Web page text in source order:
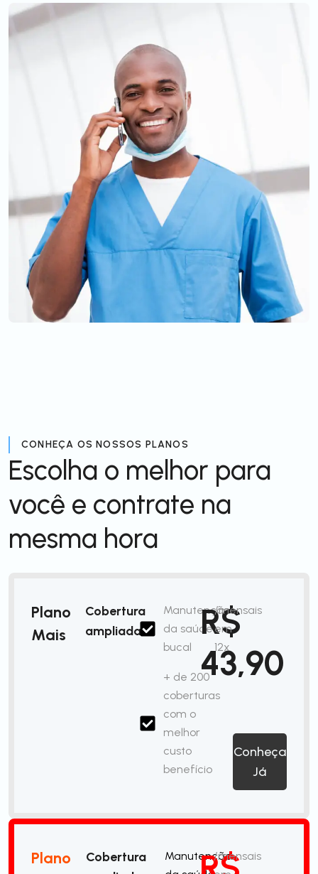
CONHEÇA OS NOSSOS PLANOS
Escolha o melhor para
você e contrate na
mesma hora
Plano
Mais
Cobertura
ampliada
Manutenção
da saúde
bucal
+ de 200
coberturas
com o
melhor
custo
benefício
R$
43,90
/mensais
em
12x
Conheça
Já
Plano
Cobertura
Manutenção/mensais